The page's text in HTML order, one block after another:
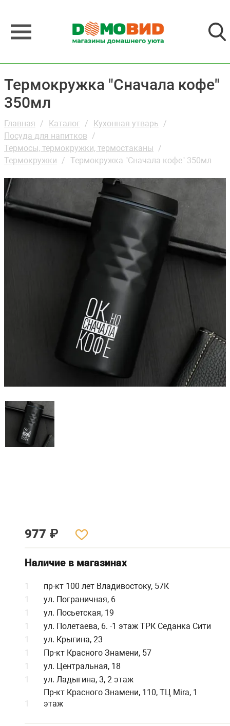
Термокружка "Сначала кофе"
350мл
Главная Каталог
Кухонная утварь
Посуда для напитков
Термосы, термокружки, термостаканы
Термокружки
Термокружка "Сначала кофе" 350мл
977 ₽
Наличие в магазинах
1
пр-кт 100 лет Владивостоку, 57К
1
ул. Пограничная, 6
1
ул. Посьетская, 19
1
ул. Полетаева, 6. -1 этаж ТРК Седанка Сити
1
ул. Крыгина, 23
1
Пр-кт Красного Знамени, 57
1
ул. Центральная, 18
1
ул. Ладыгина, 3, 2 этаж
1
Пр-кт Красного Знамени, 110, ТЦ Mira, 1
этаж